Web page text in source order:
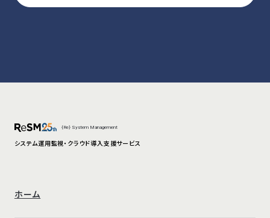
{Re} System Management
システム運用監視・クラウド導入支援サービス
ホーム